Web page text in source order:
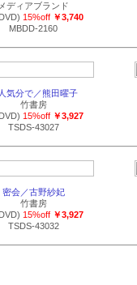
メディアブランド
15%off ￥3,740
MBDD-2160
気分で／熊田曜子
竹書房
15%off ￥3,927
TSDS-43027
密会／古野紗妃
竹書房
15%off ￥3,927
TSDS-43032